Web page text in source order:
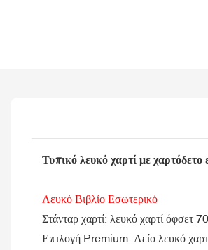
Τυπικό λευκό χαρτί με
Λευκό Βιβλίο Εσωτερικό
Στάνταρ χαρτί: λευκό χαρτί όφσετ
Επιλογή Premium: Λείο λευκό